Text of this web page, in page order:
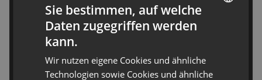
ENGLISH
GERMAN
Sie bestimmen, auf welche
Daten zugegriffen werden
kann.
Wir nutzen eigene Cookies und ähnliche
Technologien sowie Cookies und ähnliche